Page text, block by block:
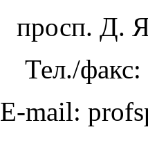
просп. Д.
Тел./
E-mail: